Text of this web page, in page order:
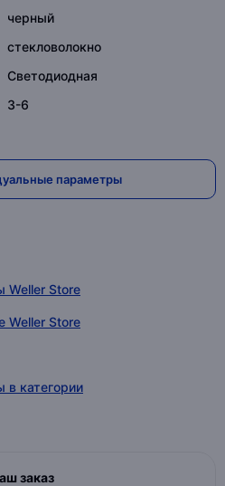
черный
стекловолокно
Светодиодная
3-6
параметры
Weller Store
Weller Store
в категории
категории
заказ